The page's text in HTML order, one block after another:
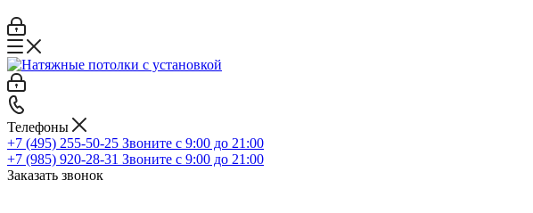
Телефоны
+7 (495) 255-50-25 Звоните с 9:00 до 21:00
+7 (985) 920-28-31 Звоните с 9:00 до 21:00
Заказать звонок